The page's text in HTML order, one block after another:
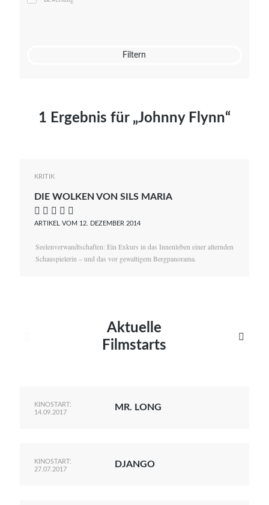
Mato von Vogelstein
Filtern
1 Ergebnis für „Johnny Flynn“
KRITIK
DIE WOLKEN VON SILS MARIA
    
ARTIKEL VOM 12. DEZEMBER 2014
Seelenverwandtschaften: Ein Exkurs in das Innenleben einer alternden
Schauspielerin – und das vor gewaltigem Bergpanorama.
Aktuelle
Filmstarts

KINOSTART:
14.09.2017
MR. LONG
KINOSTART:
27.07.2017
DJANGO